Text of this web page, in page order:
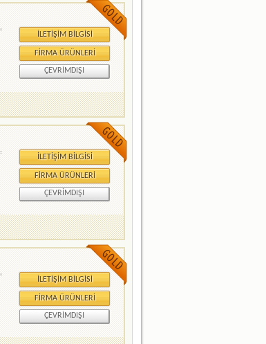
İLETIŞIM BILGISI
FIRMA ÜRÜNLERI
ÇEVRIMDIŞI
İLETIŞIM BILGISI
FIRMA ÜRÜNLERI
ÇEVRIMDIŞI
İLETIŞIM BILGISI
FIRMA ÜRÜNLERI
ÇEVRIMDIŞI